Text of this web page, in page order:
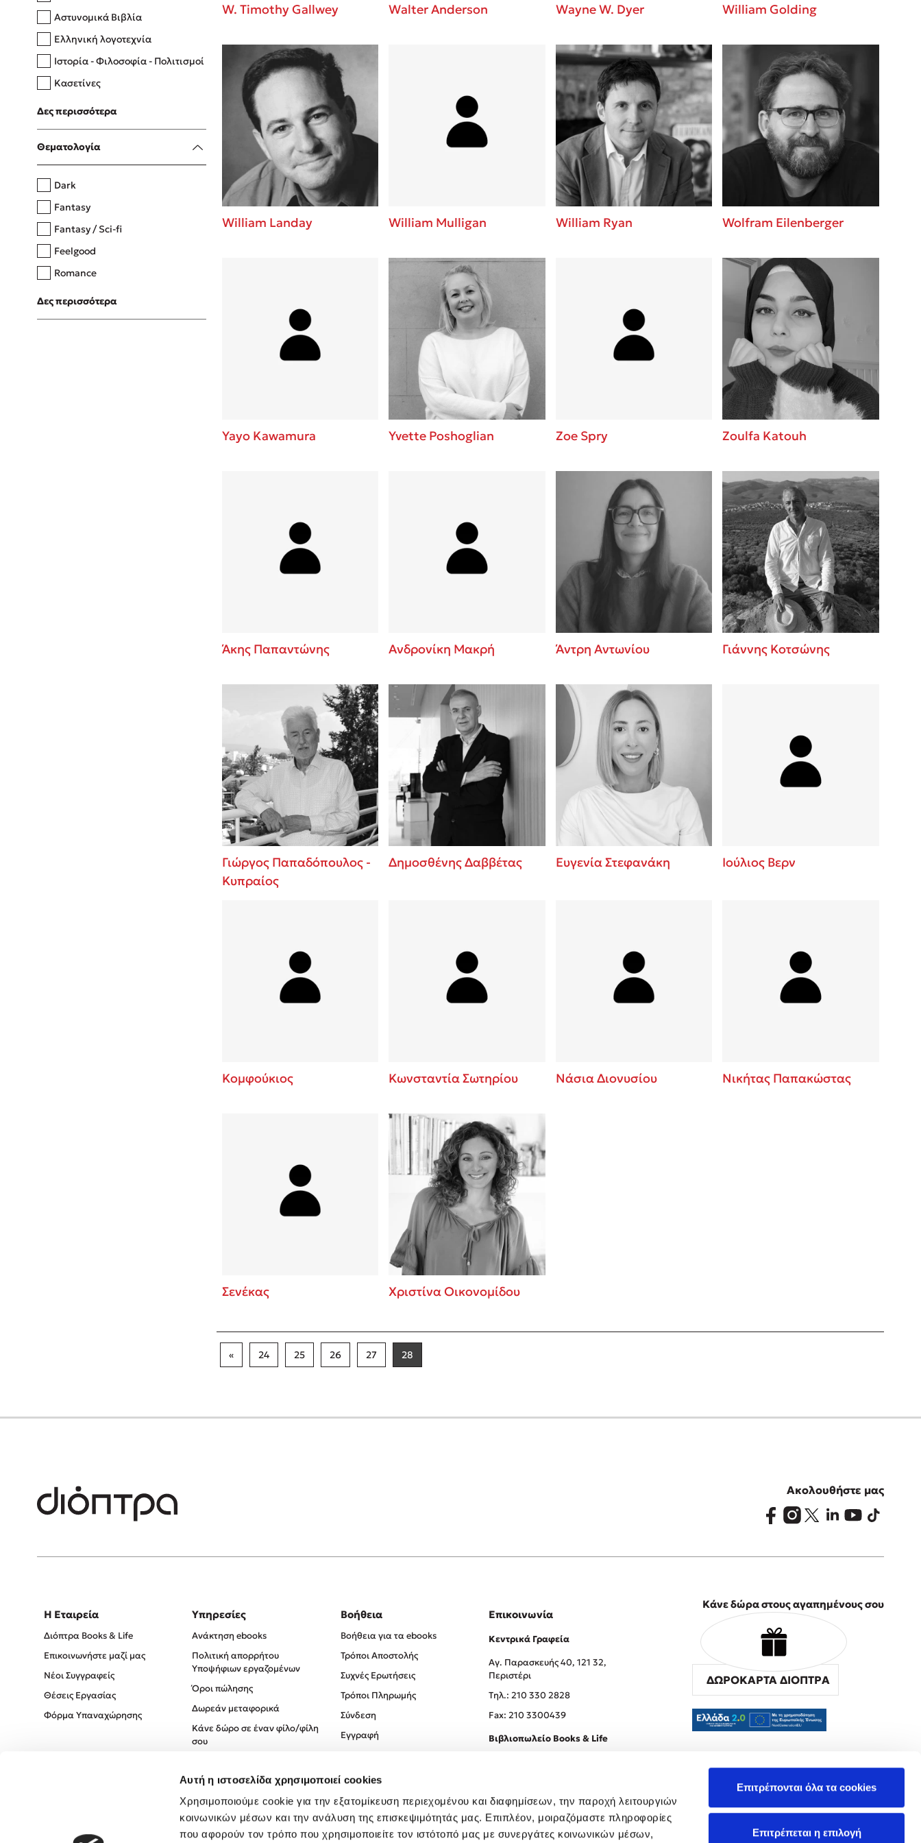
Αυτή η ιστοσελίδα χρησιμοποιεί cookies
Χρησιμοποιούμε cookie για την εξατομίκευση περιεχομένου και διαφημίσεων, την παροχή λειτουργιών
κοινωνικών μέσων και την ανάλυση της επισκεψιμότητάς μας. Επιπλέον, μοιραζόμαστε πληροφορίες
που αφορούν τον τρόπο που χρησιμοποιείτε τον ιστότοπό μας με συνεργάτες κοινωνικών μέσων,
Επιτρέπονται όλα τα cookies
Επιτρέπεται η επιλογή
Δανάη Δεληγεώργη
Πάνω, κάτω, μπροστά, πίσω
Η μέθοδος Αφήστε τους
Αστυνομικά Βιβλία
Ελληνική λογοτεχνία
Ιστορία - Φιλοσοφία - Πολιτισμοί
Κασετίνες
Λευκώματα - Έγχρωμοι οδηγοί
Μαγειρική
Δες περισσότερα
Θεματολογία
Dark
Fantasy
Fantasy / Sci-fi
Feelgood
Romance
Upmarket
Young Adult
Δες περισσότερα
W. Timothy Gallwey Walter Anderson Wayne W. Dyer William Golding
William Landay William Mulligan William Ryan Wolfram Eilenberger
Yayo Kawamura Yvette Poshoglian Zoe Spry Zoulfa Katouh
Άκης Παπαντώνης Ανδρονίκη Μακρή Άντρη Αντωνίου Γιάννης Κοτσώνης
Γιώργος Παπαδόπουλος -
Κυπραίος
Δημοσθένης Δαββέτας Ευγενία Στεφανάκη Ιούλιος Βερν
Κομφούκιος Κωνσταντία Σωτηρίου Νάσια Διονυσίου Νικήτας Παπακώστας
Σενέκας Χριστίνα Οικονομίδου
« 24 25 26 27 28
Ακολουθήστε μας
Η Εταιρεία
Διόπτρα Books & Life
Επικοινωνήστε μαζί μας
Νέοι Συγγραφείς
Θέσεις Εργασίας
Φόρμα Υπαναχώρησης
Υπηρεσίες
Ανάκτηση ebooks
Πολιτική απορρήτου
Υποψήφιων εργαζομένων
Όροι πώλησης
Δωρεάν μεταφορικά
Κάνε δώρο σε έναν φίλο/φίλη
σου
Πολιτική Απορρήτου
Όροι χρήσης
Βοήθεια
Βοήθεια για τα ebooks
Τρόποι Αποστολής
Συχνές Ερωτήσεις
Τρόποι Πληρωμής
Σύνδεση
Εγγραφή
Επικοινωνία
Κεντρικά Γραφεία
Αγ. Παρασκευής 40, 121 32,
Περιστέρι
Tηλ.: 210 330 2828
Fax: 210 3300439
Βιβλιοπωλείο Books & Life
Κάνε δώρα στους αγαπημένους σου
ΔΩΡΟΚΑΡΤΑ ΔΙΟΠΤΡΑ